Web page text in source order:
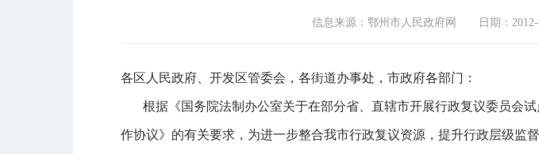
信息来源：鄂州市人民政府网 日期：
各区人民政府、开发区管委会，各街道办事处，市政府各部门：
根据《国务院法制办公室关于在部分省、直辖市开展行政复议委员会
作协议》的有关要求，为进一步整合我市行政复议资源，提升行政层级监